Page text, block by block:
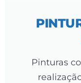
Pinturas